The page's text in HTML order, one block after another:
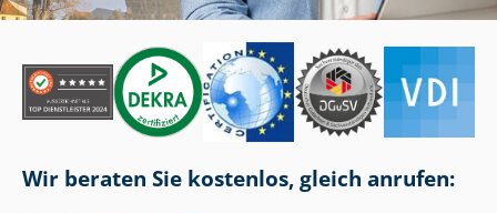
Wir beraten Sie kostenlos, gleich anrufen: